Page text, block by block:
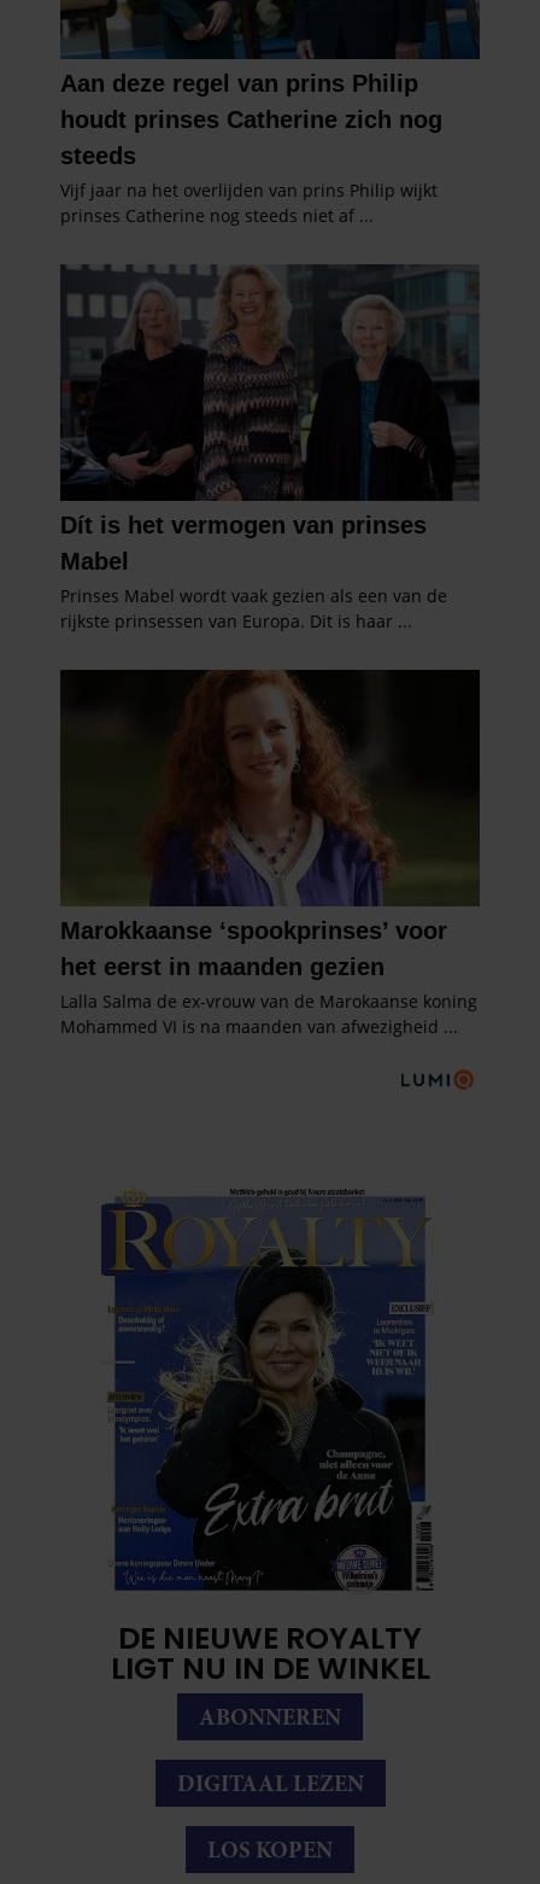
DE NIEUWE ROYALTY
LIGT NU IN DE WINKEL
ABONNEREN
DIGITAAL LEZEN
LOS KOPEN